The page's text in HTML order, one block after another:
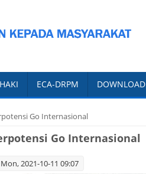
ECA-DRPM DOWNLOAD
Go Internasional
Go Internasional
2021-10-11 09:07